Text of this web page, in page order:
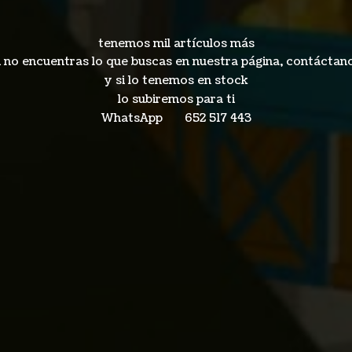
tenemos mil artículos más
no encuentras lo que buscas en nuestra página,
y si lo tenemos en stock
lo subiremos para ti
WhatsApp 652 517 443